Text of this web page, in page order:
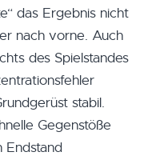
das Ergebnis nicht
nach vorne. Auch
des Spielstandes
stabil.
Gegenstöße
Endstand